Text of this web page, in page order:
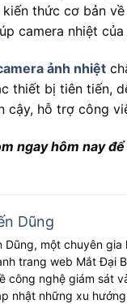
thức cơ bản
camera nhiệt
ảnh nhiệt
thiết bị tiên tiến,
cậy, hỗ trợ công
ngay hôm nay
Dũng
Dũng, một chuyên
trang web Mắt Đại
công nghệ giám sát
nhật những xu